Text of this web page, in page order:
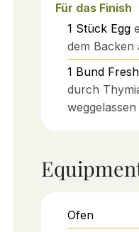
Für das Finish
1 Stück Egg
dem Backen
1 Bund
durch
Ofen